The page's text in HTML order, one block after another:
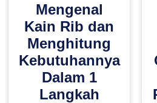
Mengenal
Kain Rib dan
Menghitung
Kebutuhannya
Dalam 1
Langkah